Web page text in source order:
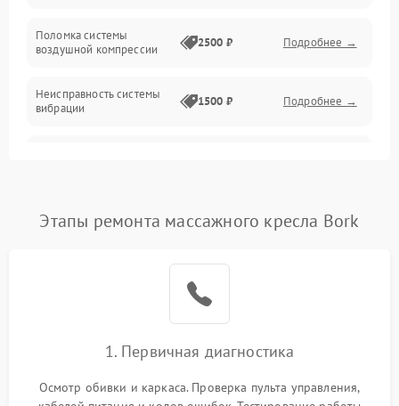
Электроника и датчики
Поломка системы
воздушной компрессии
2500 ₽ Подробнее →
Неисправность системы
вибрации
1500 ₽ Подробнее →
Повреждение системы
автоматического
1500 ₽ Подробнее →
1500 ₽
Неисправность системы
защиты от перегрева
1500 ₽ Подробнее →
Повреждение системы
Этапы ремонта массажного кресла Bork
1. Первичная диагностика
Осмотр обивки и каркаса. Проверка пульта управления,